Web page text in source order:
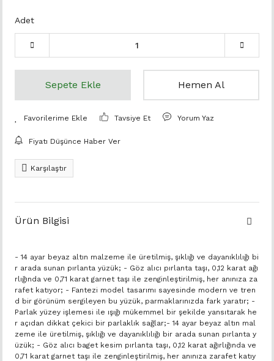
Adet
Sepete Ekle Hemen Al
Tavsiye Et Yorum Yaz
Fiyatı Düşünce Haber Ver
Karşılaştır
Ürün Bilgisi
- 14 ayar beyaz altın malzeme ile üretilmiş, şıklığı ve dayanıklılığı bi
r arada sunan pırlanta yüzük; - Göz alıcı pırlanta taşı, 0,12 karat ağı
rlığında ve 0,71 karat garnet taşı ile zenginleştirilmiş, her anınıza za
rafet katıyor; - Fantezi model tasarımı sayesinde modern ve tren
d bir görünüm sergileyen bu yüzük, parmaklarınızda fark yaratır; -
Parlak yüzey işlemesi ile ışığı mükemmel bir şekilde yansıtarak he
r açıdan dikkat çekici bir parlaklık sağlar;- 14 ayar beyaz altın mal
zeme ile üretilmiş, şıklığı ve dayanıklılığı bir arada sunan pırlanta y
üzük; - Göz alıcı baget kesim pırlanta taşı, 0,12 karat ağırlığında ve
0,71 karat garnet taşı ile zenginleştirilmiş, her anınıza zarafet katıy